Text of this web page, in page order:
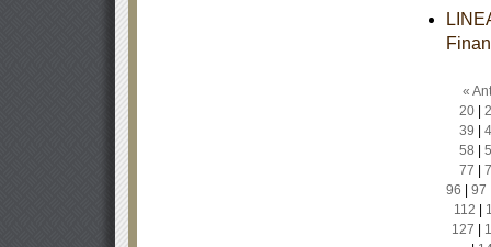
«
20|
39
58
77
96
97
112
127